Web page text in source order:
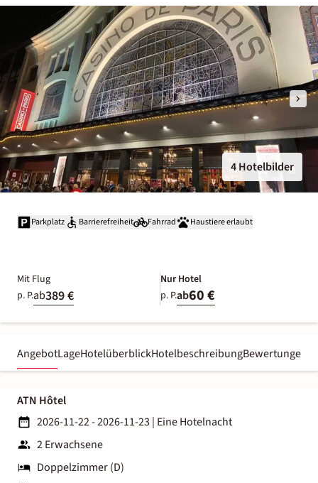
4 Hotelbilder
Parkplatz Barrierefreiheit Fahrrad Haustiere erlaubt
Mit Flug
p. P.ab389 €
Nur Hotel
p. P.ab60 €
AngebotLageHotelüberblickHotelbeschreibungBewertungen
ATN Hôtel
2026-11-22 - 2026-11-23 | Eine Hotelnacht
2 Erwachsene
Doppelzimmer (D)